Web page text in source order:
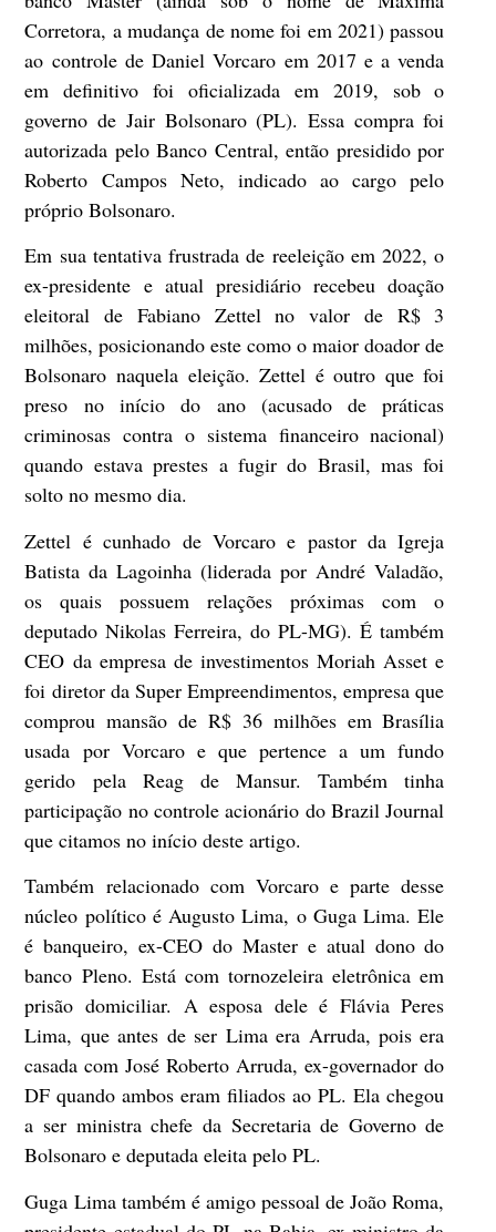
Corretora, a mudança de nome foi em 2021) passou
ao controle de Daniel Vorcaro em 2017 e a venda
em definitivo foi oficializada em 2019, sob o
governo de Jair Bolsonaro (PL). Essa compra foi
autorizada pelo Banco Central, então presidido por
Roberto Campos Neto, indicado ao cargo pelo
próprio Bolsonaro.
Em sua tentativa frustrada de reeleição em 2022, o
ex-presidente e atual presidiário recebeu doação
eleitoral de Fabiano Zettel no valor de R$ 3
milhões, posicionando este como o maior doador de
Bolsonaro naquela eleição. Zettel é outro que foi
preso no início do ano (acusado de práticas
criminosas contra o sistema financeiro nacional)
quando estava prestes a fugir do Brasil, mas foi
solto no mesmo dia.
Zettel é cunhado de Vorcaro e pastor da Igreja
Batista da Lagoinha (liderada por André Valadão,
os quais possuem relações próximas com o
deputado Nikolas Ferreira, do PL-MG). É também
CEO da empresa de investimentos Moriah Asset e
foi diretor da Super Empreendimentos, empresa que
comprou mansão de R$ 36 milhões em Brasília
usada por Vorcaro e que pertence a um fundo
gerido pela Reag de Mansur. Também tinha
participação no controle acionário do Brazil Journal
que citamos no início deste artigo.
Também relacionado com Vorcaro e parte desse
núcleo político é Augusto Lima, o Guga Lima. Ele
é banqueiro, ex-CEO do Master e atual dono do
banco Pleno. Está com tornozeleira eletrônica em
prisão domiciliar. A esposa dele é Flávia Peres
Lima, que antes de ser Lima era Arruda, pois era
casada com José Roberto Arruda, ex-governador do
DF quando ambos eram filiados ao PL. Ela chegou
a ser ministra chefe da Secretaria de Governo de
Bolsonaro e deputada eleita pelo PL.
Guga Lima também é amigo pessoal de João Roma,